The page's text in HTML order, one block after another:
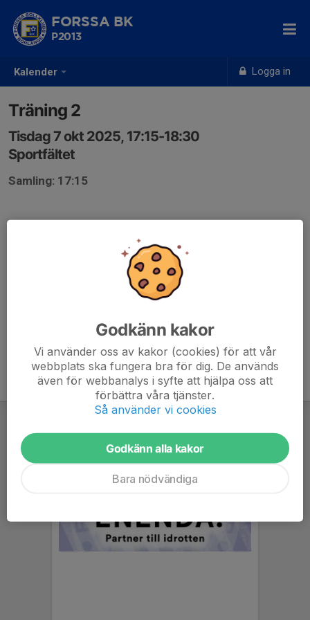
Kalender Logga in
FORSSA BK
P2013
Träning 2
Tisdag 7 okt 2025, 17:15-18:30
Sportfältet
Samling: 17:15
Godkänn kakor
Vi använder oss av kakor (cookies) för att vår
webbplats ska fungera bra för dig. De används
även för webbanalys i syfte att hjälpa oss att
förbättra våra tjänster.
Så använder vi cookies
Godkänn alla kakor
Bara nödvändiga